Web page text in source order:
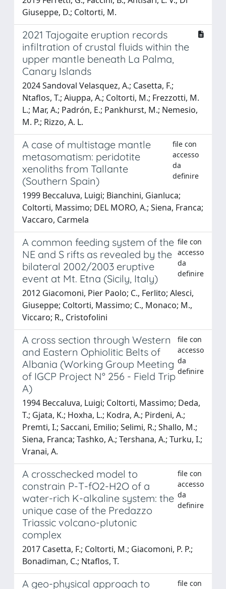
Giuseppe, D.; Coltorti, M.
2021 Tajogaite eruption records
infiltration of crustal fluids within the
upper mantle beneath La Palma,
Canary Islands
2024 Sandoval Velasquez, A.; Casetta, F.;
Ntaflos, T.; Aiuppa, A.; Coltorti, M.; Frezzotti, M.
L.; Mar, A.; Padrón, E.; Pankhurst, M.; Nemesio,
M. P.; Rizzo, A. L.
A case of multistage mantle
metasomatism: peridotite
xenoliths from Tallante
(Southern Spain)
file con
accesso
da
definire
1999 Beccaluva, Luigi; Bianchini, Gianluca;
Coltorti, Massimo; DEL MORO, A.; Siena, Franca;
Vaccaro, Carmela
A common feeding system of the
NE and S rifts as revealed by the
bilateral 2002/2003 eruptive
event at Mt. Etna (Sicily, Italy)
file con
accesso
da
definire
2012 Giacomoni, Pier Paolo; C., Ferlito; Alesci,
Giuseppe; Coltorti, Massimo; C., Monaco; M.,
Viccaro; R., Cristofolini
A cross section through Western
and Eastern Ophiolitic Belts of
Albania (Working Group Meeting
of IGCP Project N° 256 - Field Trip
A)
file con
accesso
da
definire
1994 Beccaluva, Luigi; Coltorti, Massimo; Deda,
T.; Gjata, K.; Hoxha, L.; Kodra, A.; Pirdeni, A.;
Premti, I.; Saccani, Emilio; Selimi, R.; Shallo, M.;
Siena, Franca; Tashko, A.; Tershana, A.; Turku, I.;
Vranai, A.
A crosschecked model to
constrain P-T-fO2-H2O of a
water-rich K-alkaline system: the
unique case of the Predazzo
Triassic volcano-plutonic
complex
file con
accesso
da
definire
2017 Casetta, F.; Coltorti, M.; Giacomoni, P. P.;
Bonadiman, C.; Ntaflos, T.
A geo-physical approach to
file con